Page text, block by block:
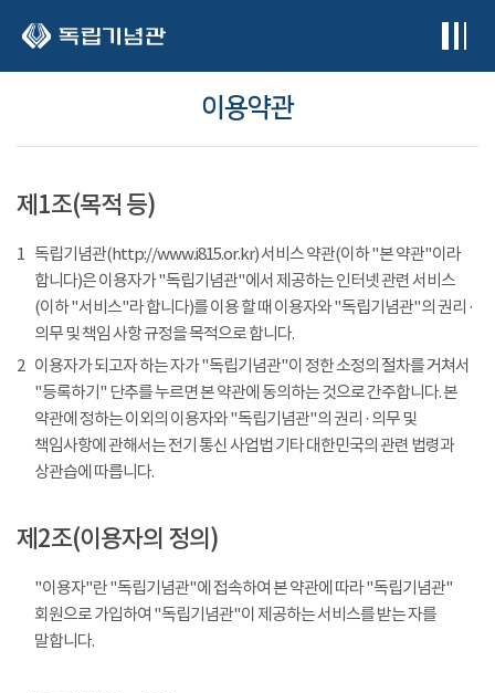
이용약관
제1조(목적 등)
1 독립기념관(http://www.i815.or.kr) 서비스 약관(이하 "본 약관"이라
합니다)은 이용자가 "독립기념관"에서 제공하는 인터넷 관련 서비스
(이하 "서비스"라 합니다)를 이용 할 때 이용자와 "독립기념관"의 권리 ·
의무 및 책임 사항 규정을 목적으로 합니다.
2 이용자가 되고자 하는 자가 "독립기념관"이 정한 소정의 절차를 거쳐서
"등록하기" 단추를 누르면 본 약관에 동의하는 것으로 간주합니다. 본
약관에 정하는 이외의 이용자와 "독립기념관"의 권리 · 의무 및
책임사항에 관해서는 전기 통신 사업법 기타 대한민국의 관련 법령과
상관습에 따릅니다.
제2조(이용자의 정의)
"이용자"란 "독립기념관"에 접속하여 본 약관에 따라 "독립기념관"
회원으로 가입하여 "독립기념관"이 제공하는 서비스를 받는 자를
말합니다.